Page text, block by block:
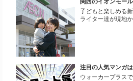
関西のイオンモー
子どもと楽しめる
ライター達が現地
注目の人気マンガは
ウォーカープラス